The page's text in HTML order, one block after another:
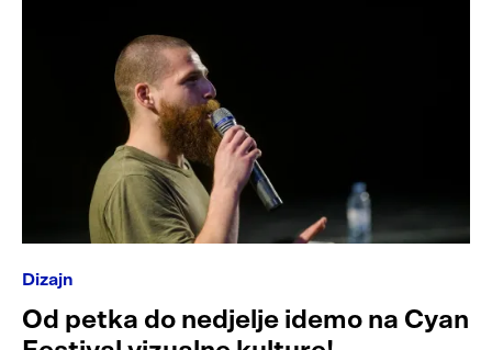
Dizajn
Od petka do nedjelje idemo na Cyan